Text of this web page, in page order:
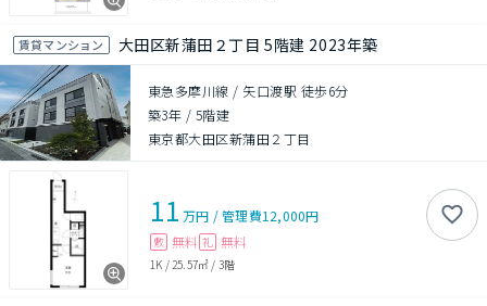
賃貸マンション 大田区新蒲田２丁目 5階建 2023年築
東急多摩川線 / 矢口渡駅 徒歩6分
築3年 / 5階建
東京都大田区新蒲田２丁目
11 万円 /管理費12,000円
敷 無料 礼 無料
1K / 25.57㎡ / 3階